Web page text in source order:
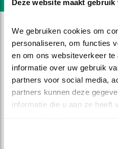
Deze website maakt gebruik
We gebruiken cookies om
personaliseren, om functies
en om ons websiteverkeer
informatie over uw gebruik
partners voor social media,
partners kunnen deze
informatie die u aan ze heeft